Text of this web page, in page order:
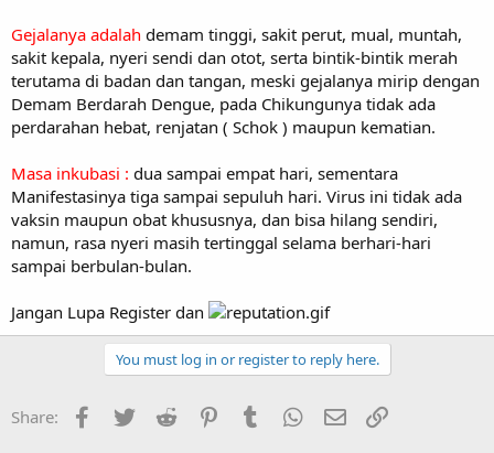
Gejalanya adalah demam tinggi, sakit perut, mual, muntah,
sakit kepala, nyeri sendi dan otot, serta bintik-bintik merah
terutama di badan dan tangan, meski gejalanya mirip dengan
Demam Berdarah Dengue, pada Chikungunya tidak ada
perdarahan hebat, renjatan ( Schok ) maupun kematian.
Masa inkubasi : dua sampai empat hari, sementara
Manifestasinya tiga sampai sepuluh hari. Virus ini tidak ada
vaksin maupun obat khususnya, dan bisa hilang sendiri,
namun, rasa nyeri masih tertinggal selama berhari-hari
sampai berbulan-bulan.
Jangan Lupa Register dan
You must log in or register to reply here.
Share: Facebook
Twitter Reddit PinterestTumblr WhatsApp
Email